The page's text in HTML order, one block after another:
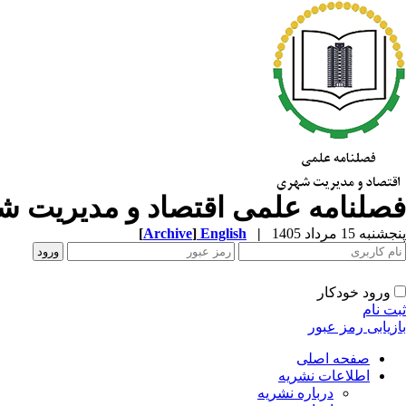
فصلنامه علمی اقتصاد و مدیریت
پنجشنبه 15 مرداد 1405 |
English
[Archive]
ورود خودکار
ثبت نام
بازیابی رمز عبور
صفحه اصلی
اطلاعات نشریه
درباره نشریه